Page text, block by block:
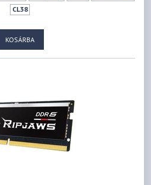
CL38
KOSÁRBA